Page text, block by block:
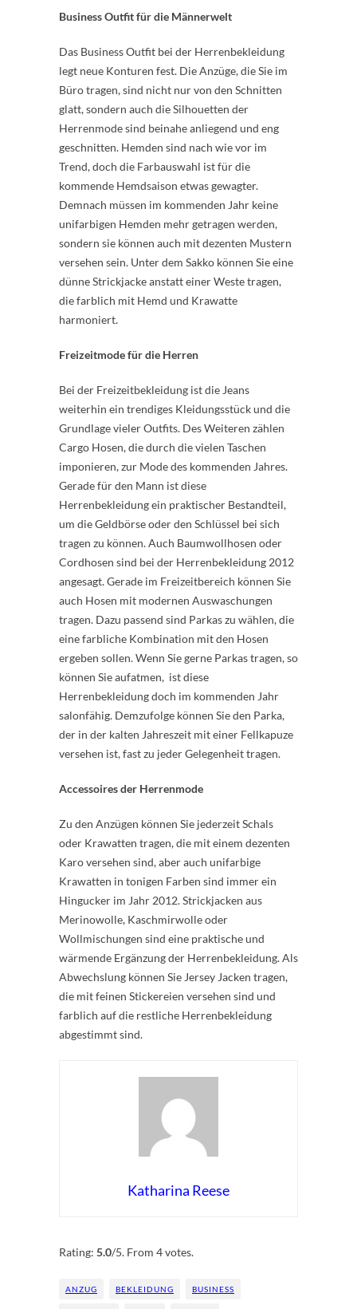
Business Outfit für die Männerwelt
Das Business Outfit bei der Herrenbekleidung
legt neue Konturen fest. Die Anzüge, die Sie im
Büro tragen, sind nicht nur von den Schnitten
glatt, sondern auch die Silhouetten der
Herrenmode sind beinahe anliegend und eng
geschnitten. Hemden sind nach wie vor im
Trend, doch die Farbauswahl ist für die
kommende Hemdsaison etwas gewagter.
Demnach müssen im kommenden Jahr keine
unifarbigen Hemden mehr getragen werden,
sondern sie können auch mit dezenten Mustern
versehen sein. Unter dem Sakko können Sie eine
dünne Strickjacke anstatt einer Weste tragen,
die farblich mit Hemd und Krawatte
harmoniert.
Freizeitmode für die Herren
Bei der Freizeitbekleidung ist die Jeans
weiterhin ein trendiges Kleidungsstück und die
Grundlage vieler Outfits. Des Weiteren zählen
Cargo Hosen, die durch die vielen Taschen
imponieren, zur Mode des kommenden Jahres.
Gerade für den Mann ist diese
Herrenbekleidung ein praktischer Bestandteil,
um die Geldbörse oder den Schlüssel bei sich
tragen zu können. Auch Baumwollhosen oder
Cordhosen sind bei der Herrenbekleidung 2012
angesagt. Gerade im Freizeitbereich können Sie
auch Hosen mit modernen Auswaschungen
tragen. Dazu passend sind Parkas zu wählen, die
eine farbliche Kombination mit den Hosen
ergeben sollen. Wenn Sie gerne Parkas tragen, so
können Sie aufatmen, ist diese
Herrenbekleidung doch im kommenden Jahr
salonfähig. Demzufolge können Sie den Parka,
der in der kalten Jahreszeit mit einer Fellkapuze
versehen ist, fast zu jeder Gelegenheit tragen.
Accessoires der Herrenmode
Zu den Anzügen können Sie jederzeit Schals
oder Krawatten tragen, die mit einem dezenten
Karo versehen sind, aber auch unifarbige
Krawatten in tonigen Farben sind immer ein
Hingucker im Jahr 2012. Strickjacken aus
Merinowolle, Kaschmirwolle oder
Wollmischungen sind eine praktische und
wärmende Ergänzung der Herrenbekleidung. Als
Abwechslung können Sie Jersey Jacken tragen,
die mit feinen Stickereien versehen sind und
farblich auf die restliche Herrenbekleidung
abgestimmt sind.
Katharina Reese
Rating: 5.0/5. From 4 votes.
ANZUG BEKLEIDUNG BUSINESS